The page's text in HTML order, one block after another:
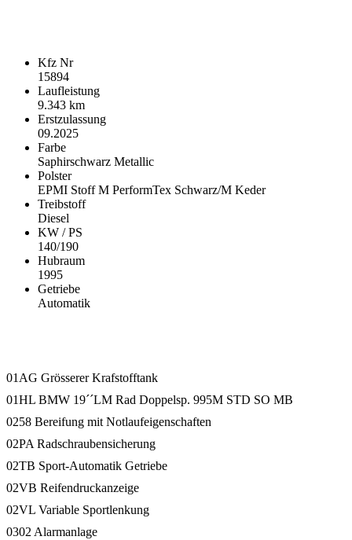
Kfz Nr
15894
Laufleistung
9.343 km
Erstzulassung
09.2025
Farbe
Saphirschwarz Metallic
Polster
EPMI Stoff M PerformTex Schwarz/M Keder
Treibstoff
Diesel
KW / PS
140/190
Hubraum
1995
Getriebe
Automatik
01AG Grösserer Krafstofftank
01HL BMW 19´´LM Rad Doppelsp. 995M STD SO MB
0258 Bereifung mit Notlaufeigenschaften
02PA Radschraubensicherung
02TB Sport-Automatik Getriebe
02VB Reifendruckanzeige
02VL Variable Sportlenkung
0302 Alarmanlage